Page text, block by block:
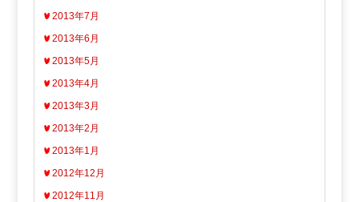
2013年7月
2013年6月
2013年5月
2013年4月
2013年3月
2013年2月
2013年1月
2012年12月
2012年11月